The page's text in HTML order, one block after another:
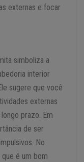
externas e focar
simboliza a
interior
sugere que você
externas
prazo. Em
de ser
No
é um bom